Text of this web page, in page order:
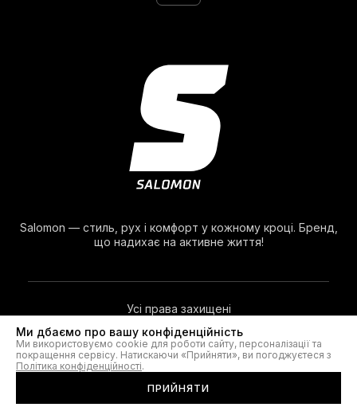
Salomon — стиль, рух і комфорт у кожному кроці. Бренд,
що надихає на активне життя!
Усі права захищені
© 2026. Salomon®
Ми дбаємо про вашу конфіденційність
Ми використовуємо cookie для роботи сайту, персоналізації та
покращення сервісу. Натискаючи «Прийняти», ви погоджуєтеся з
Політика конфіденційності.
ПРИЙНЯТИ